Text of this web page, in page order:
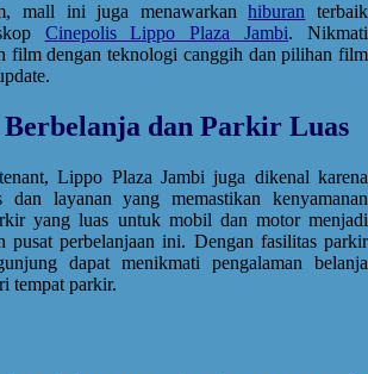
mall ini juga menawarkanhiburan terbaik
Cinepolis Lippo Plaza Jambi. Nikmati
film dengan teknologi canggih dan pilihan film
dan Parkir Luas
Lippo Plaza Jambi juga dikenal karena
dan layanan yang memastikan kenyamanan
yang luas untuk mobil dan motor menjadi
pusat perbelanjaan ini. Dengan fasilitas parkir
dapat menikmati pengalaman belanja
tempat parkir.